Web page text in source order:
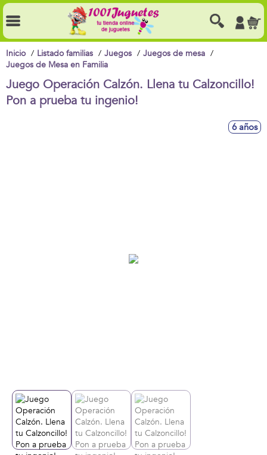
Inicio Listado familias Juegos
Juegos de mesa
Juegos de Mesa en Familia
Juego Operación Calzón. Llena tu Calzoncillo!
Pon a prueba tu ingenio!
6 años